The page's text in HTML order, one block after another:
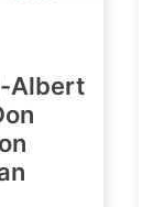
Albert